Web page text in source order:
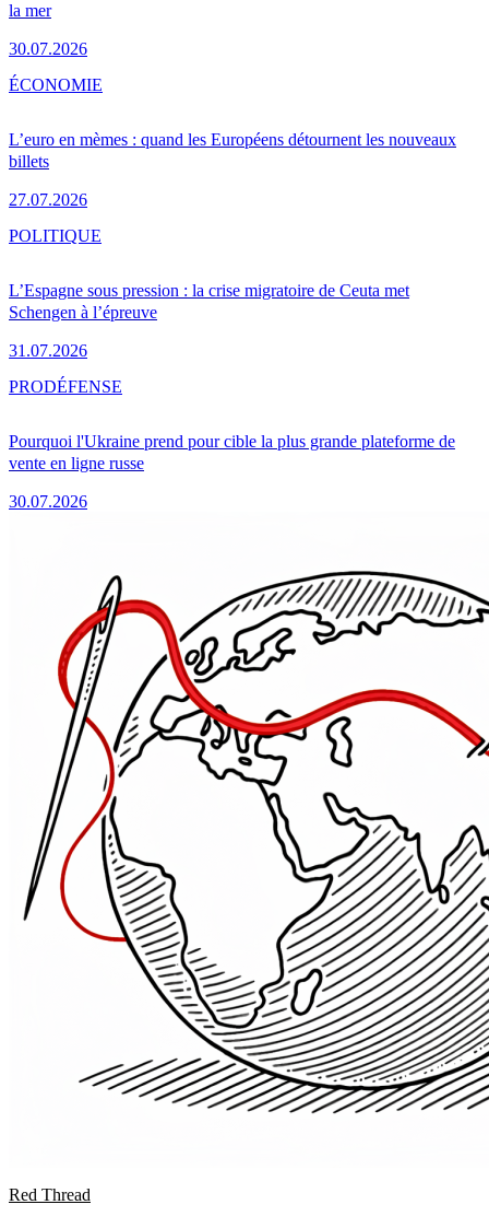
la mer
30.07.2026
L’euro en mèmes : quand les Européens détournent les nouveaux
billets
27.07.2026
ÉCONOMIE
L’Espagne sous pression : la crise migratoire de Ceuta met
Schengen à l’épreuve
31.07.2026
POLITIQUE
Pourquoi l'Ukraine prend pour cible la plus grande plateforme de
vente en ligne russe
30.07.2026
PRODÉFENSE
Red Thread